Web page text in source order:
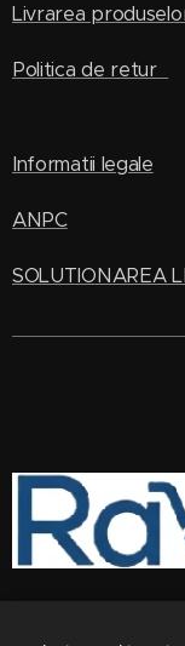
Livrarea
Politica de retur
Informatii legale
ANPC
SOLUTIONAREA